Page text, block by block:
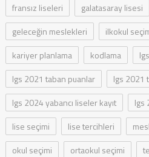
fransız liseleri
galatasaray lisesi
geleceğin meslekleri
ilkokul
kariyer planlama
kodlama lgs
lgs 2021 taban puanlar
lgs 2021
lgs 2024 yabancı liseler kayıt
lgs
lise seçimi
lise tercihleri
okul seçimi
ortaokul seçimi